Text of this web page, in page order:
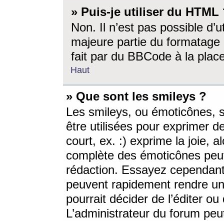
» Puis-je utiliser du HTML
Non. Il n’est pas possible
majeure partie du
fait par du BBCode à la
Haut
» Que sont les smileys ?
Les smileys, ou émoticônes,
être utilisées pour exprimer
court, ex. :) exprime la joie,
complète des émoticônes
rédaction. Essayez
peuvent rapidement rendre
pourrait décider de l’éditer
L’administrateur du forum